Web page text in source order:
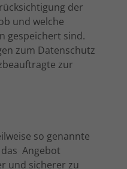
der
und welche
gespeichert sind.
zum Datenschutz
zur
so genannte
das Angebot
und sicherer zu